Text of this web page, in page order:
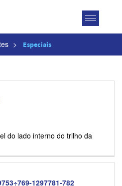
Toggle
> Especiais
do lado interno do trilho da
1297781-782